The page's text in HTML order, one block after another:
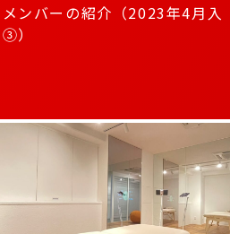
ンバーの紹介（2023年4月入
）